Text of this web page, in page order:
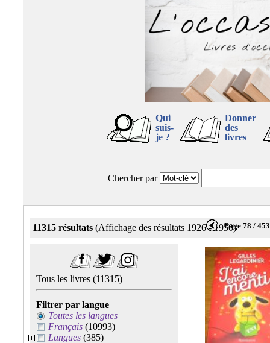
Qui
suis-
je ?
Donner
des
livres
Chercher par
11315 résultats (Affichage des résultats 1926 - 1950)Page 78 / 453
Tous les livres (11315)
Filtrer par langue
Toutes les langues
Français (10993)
Langues (385)